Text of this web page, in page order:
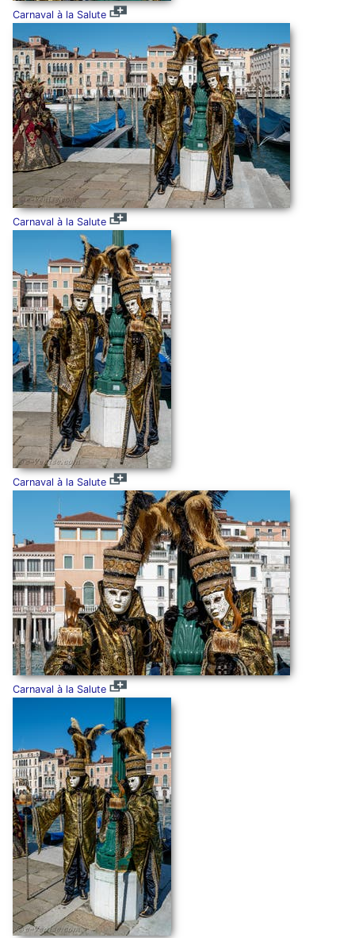
Carnaval à la Salute
Carnaval à la Salute
Carnaval à la Salute
Carnaval à la Salute